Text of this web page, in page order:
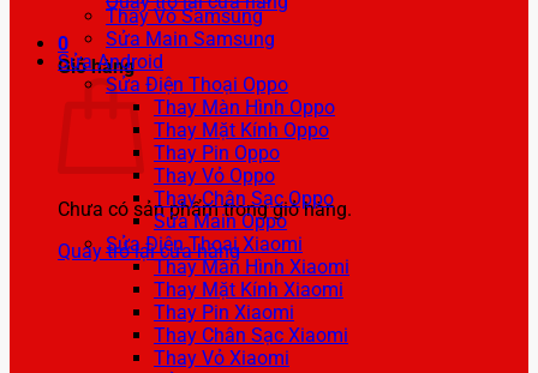
0
Giỏ hàng
Chưa có sản phẩm trong giỏ hàng.
Quay trở lại cửa hàng
Thay Vỏ Samsung
Sửa Main Samsung
Sửa Android
Sửa Điện Thoại Oppo
Thay Màn Hình Oppo
Thay Mặt Kính Oppo
Thay Pin Oppo
Thay Vỏ Oppo
Thay Chân Sạc Oppo
Sửa Main Oppo
Sửa Điện Thoại Xiaomi
Thay Màn Hình Xiaomi
Thay Mặt Kính Xiaomi
Thay Pin Xiaomi
Thay Chân Sạc Xiaomi
Thay Vỏ Xiaomi